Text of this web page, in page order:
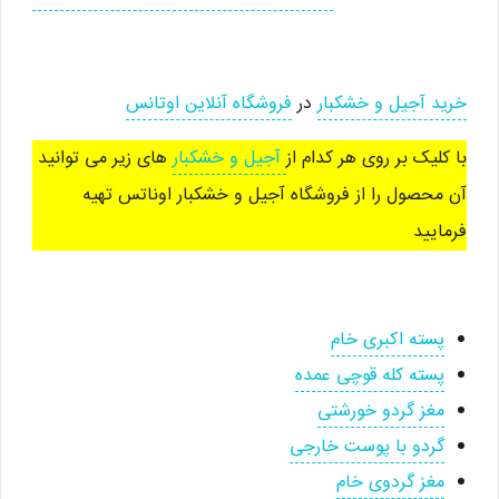
خرید آجیل و خشکباردرفروشگاه آنلاین اوتانس
با کلیک بر روی هر کدام ازآجیل و خشکبارهای زیر می توانید
آن محصول را از فروشگاه آجیل و خشکبار اوناتس تهیه
فرمایید
پسته اکبری خام
پسته کله قوچی عمده
مغز گردو خورشتی
گردو با پوست خارجی
مغز گردوی خام